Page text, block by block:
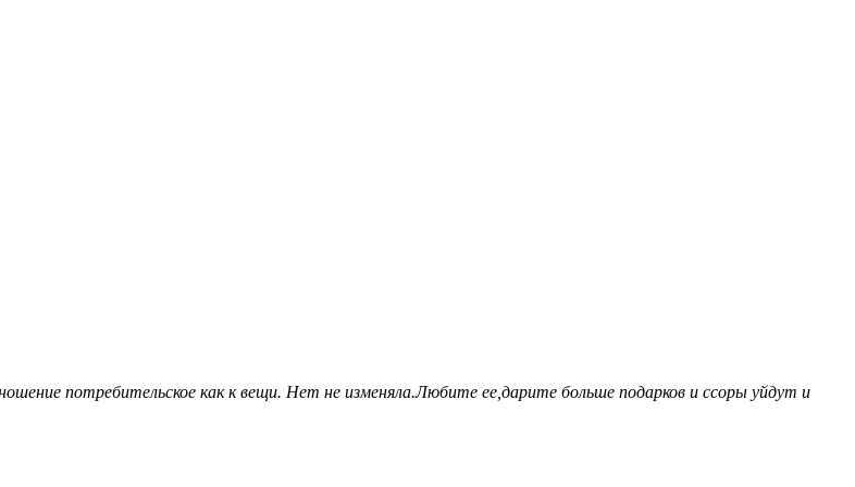
потребительское как к вещи. Нет не изменяла.Любите ее,дарите больше подарков и ссоры уйдут и